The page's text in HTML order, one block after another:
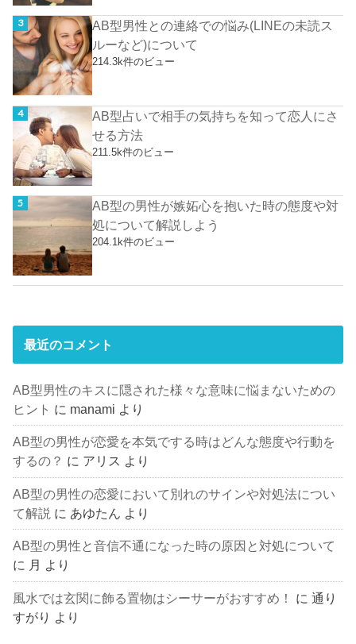
AB型男性との連絡での悩み(LINEの未読ス
ルーなど)について
214.3k件のビュー
AB型占いで相手の気持ちを知って恋人にさ
せる方法
211.5k件のビュー
AB型の男性が嫉妬心を抱いた時の態度や対
処について解説しよう
204.1k件のビュー
最近のコメント
AB型男性のキスに隠された様々な意味に悩まないための
ヒント に manami より
AB型の男性が恋愛を本気でする時はどんな態度や行動を
するの？ に アリス より
AB型の男性の恋愛において別れのサインや対処法につい
て解説 に あゆたん より
AB型の男性と音信不通になった時の原因と対処について
に 月 より
風水では玄関に飾る置物はシーサーがおすすめ！ に通り
すがり より